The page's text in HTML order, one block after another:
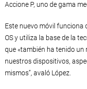
Accione P, uno de gama
Este nuevo móvil funciona
OS y utiliza la base de la
que «también ha tenido un
nuestros dispositivos,
mismos”, avaló López.